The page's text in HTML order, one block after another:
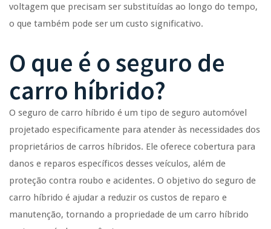
voltagem que precisam ser substituídas ao longo do tempo,
o que também pode ser um custo significativo.
O que é o seguro de
carro híbrido?
O seguro de carro híbrido é um tipo de seguro automóvel
projetado especificamente para atender às necessidades dos
proprietários de carros híbridos. Ele oferece cobertura para
danos e reparos específicos desses veículos, além de
proteção contra roubo e acidentes. O objetivo do seguro de
carro híbrido é ajudar a reduzir os custos de reparo e
manutenção, tornando a propriedade de um carro híbrido